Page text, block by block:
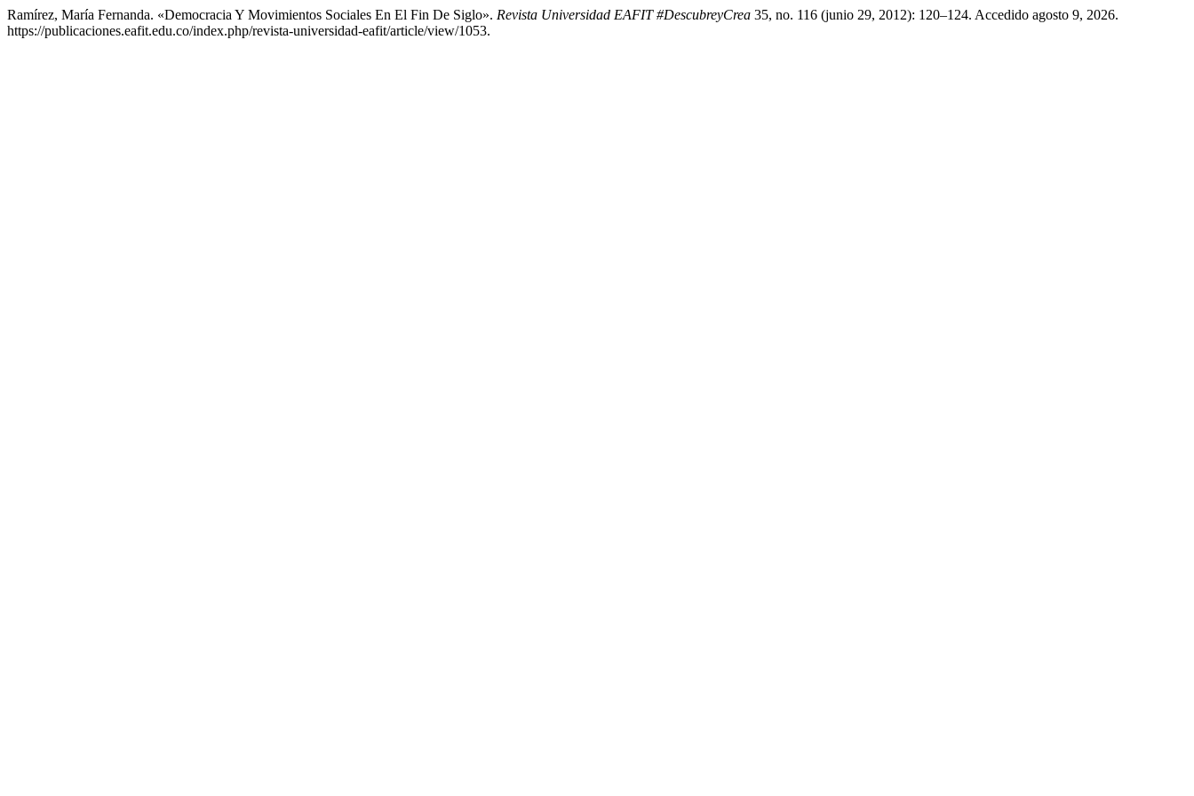
Ramírez, María Fernanda. «Democracia Y Movimientos Sociales En El Fin De Siglo». Revista Universidad EAFIT #DescubreyCrea 35, no. 116 (junio 29, 2012): 120–124. Accedido agosto 9, 2026.
https://publicaciones.eafit.edu.co/index.php/revista-universidad-eafit/article/view/1053.